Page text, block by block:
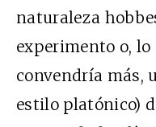
naturaleza
experimento o,
convendría más,
estilo platónico)